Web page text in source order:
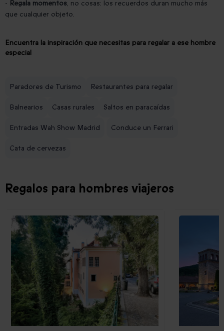
- Regala momentos, no cosas: los recuerdos duran mucho más
que cualquier objeto.
Encuentra la inspiración que necesitas para regalar a ese hombre
especial
Paradores de Turismo Restaurantes para regalar
Balnearios Casas rurales Saltos en paracaídas
Entradas Wah Show Madrid Conduce un Ferrari
Cata de cervezas
Regalos para hombres viajeros